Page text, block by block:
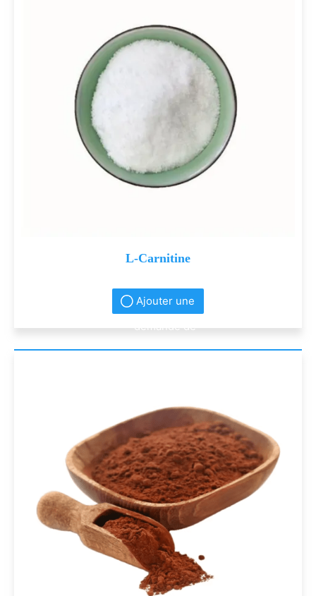
L-Carnitine
Ajouter une
demande de
renseignement